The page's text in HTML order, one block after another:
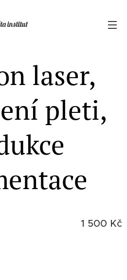
institut
laser,
pleti,
1 500 Kč